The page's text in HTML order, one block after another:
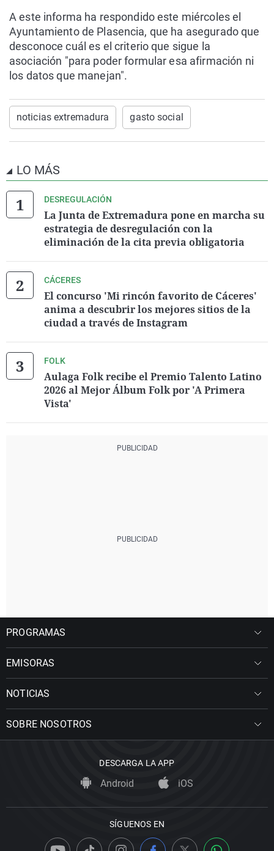
A este informa ha respondido este miércoles el
Ayuntamiento de Plasencia, que ha asegurado que
desconoce cuál es el criterio que sigue la
asociación "para poder formular esa afirmación ni
los datos que manejan".
noticias extremadura gasto social
LO MÁS
DESREGULACIÓN
La Junta de Extremadura pone en marcha su
estrategia de desregulación con la
eliminación de la cita previa obligatoria
CÁCERES
El concurso 'Mi rincón favorito de Cáceres'
anima a descubrir los mejores sitios de la
ciudad a través de Instagram
FOLK
Aulaga Folk recibe el Premio Talento Latino
2026 al Mejor Álbum Folk por 'A Primera
Vista'
PROGRAMAS
EMISORAS
NOTICIAS
SOBRE NOSOTROS
DESCARGA LA APP
Android iOS
SÍGUENOS EN